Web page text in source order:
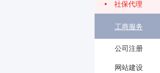
社保代理
工商服务
公司注册
网站建设